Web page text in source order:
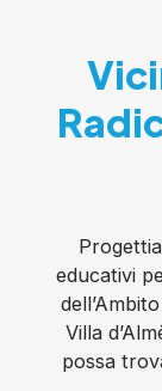
educativi
Villa
possa